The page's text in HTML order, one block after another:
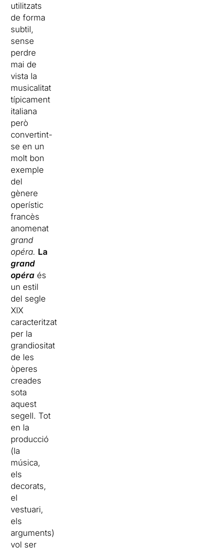
utilitzats
de forma
subtil,
sense
perdre
mai de
vista la
musicalitat
típicament
italiana
però
convertint-
se en un
molt bon
exemple
del
gènere
operístic
francès
anomenat
grand
opéra. La
grand
opéra és
un estil
del segle
XIX
caracteritzat
per la
grandiositat
de les
òperes
creades
sota
aquest
segell. Tot
en la
producció
(la
música,
els
decorats,
el
vestuari,
els
arguments)
vol ser